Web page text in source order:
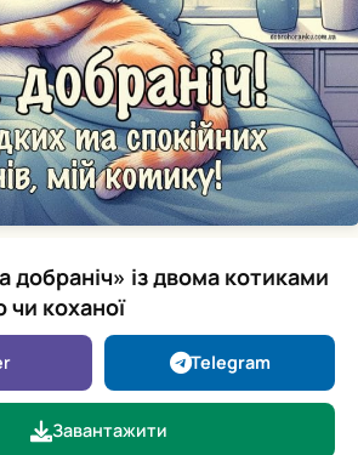
добраніч» із двома котиками
чи коханої
Telegram
Завантажити